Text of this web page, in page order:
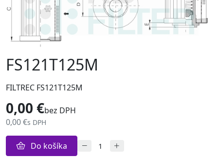
FS121T125M
FILTREC FS121T125M
0,00 €bez DPH
0,00 €s DPH
Do košíka